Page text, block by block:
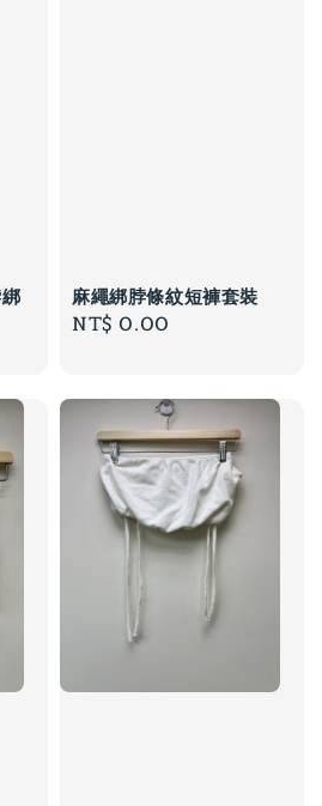
麻繩綁脖條紋短褲套裝
Regular
NT$ 0.00